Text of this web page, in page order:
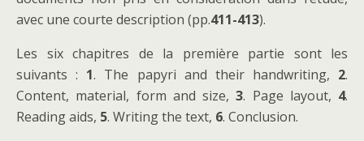
avec une courte description (pp.411-413).
Les six chapitres de la première partie sont les
suivants : 1. The papyri and their handwriting, 2.
Content, material, form and size,3. Page layout, 4.
Reading aids, 5. Writing the text, 6. Conclusion.